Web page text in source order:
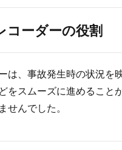
コーダーの役割
は、事故発生時の状況を
をスムーズに進めるこ
せんでした。